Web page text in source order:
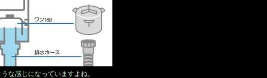
な感じになっていますよね。